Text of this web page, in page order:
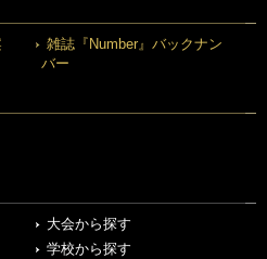
雑誌『Number』バックナン
バー
大会から探す
学校から探す